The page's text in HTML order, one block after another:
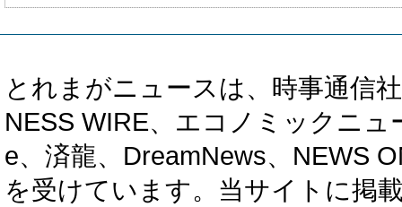
とれまがニュースは、時事通信
NESS WIRE、エコノミックニ
e、済龍、DreamNews、NEWS
を受けています。当サイトに掲